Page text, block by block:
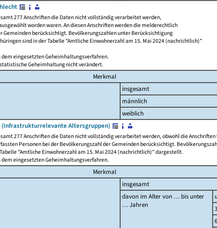
277 Anschriften die Daten nicht vollständig verarbeitet werden,
worden waren. An diesen Anschriften werden die melderechtlich
Gemeinden berücksichtigt. Bevölkerungszahlen unter Berücksichtigung
sind in der Tabelle "Amtliche Einwohnerzahl am 15. Mai 2024 (nachrichtlich)"
eingesetzten Geheimhaltungsverfahren.
Geheimhaltung nicht verändert.
Merkmal
insgesamt
männlich
weiblich
(Infrastrukturrelevante Altersgruppen)
277 Anschriften die Daten nicht vollständig verarbeitet werden, obwohl die
Personen bei der Bevölkerungszahl der Gemeinden berücksichtigt.
"Amtliche Einwohnerzahl am 15. Mai 2024 (nachrichtlich)" dargestellt.
eingesetzten Geheimhaltungsverfahren.
Merkmal
insgesamt
davon im Alter von … bis unter
… Jahren